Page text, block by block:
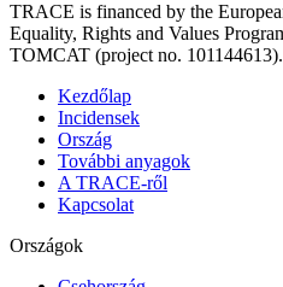
TRACE is financed by the
Equality, Rights and Values
TOMCAT (project no. 101144613).
Kezdőlap
Incidensek
Ország
További anyagok
A TRACE-ről
Kapcsolat
Országok